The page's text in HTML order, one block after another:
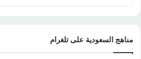
مناهج السعودية على تلغرام